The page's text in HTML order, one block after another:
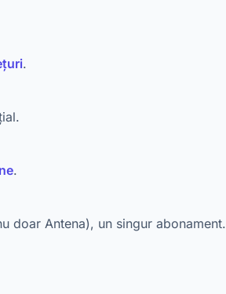
.
.
doar Antena), un singur abonament.